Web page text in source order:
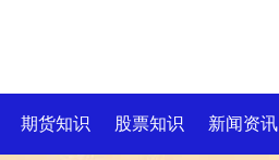
期货知识 股票知识 新闻资讯